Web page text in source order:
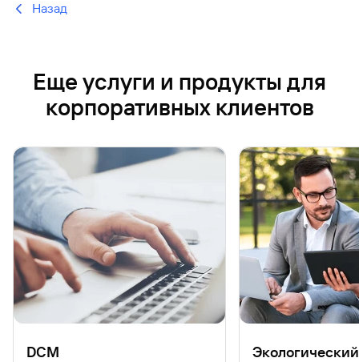
Назад
Еще услуги и продукты для
корпоративных клиентов
DCM
Экологический